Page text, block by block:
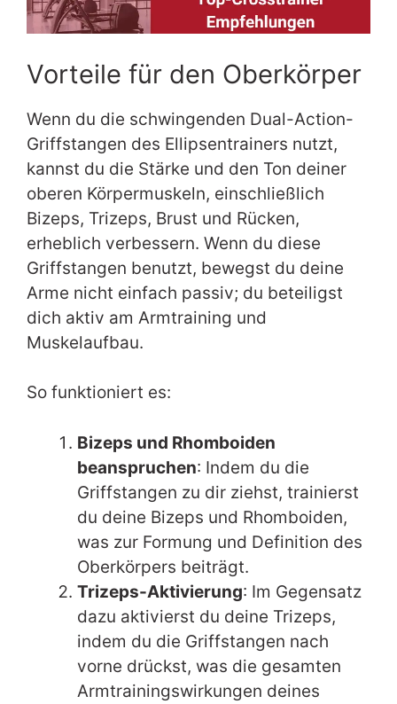
Vorteile für den Oberkörper
Wenn du die schwingenden Dual-Action-
Griffstangen des Ellipsentrainers nutzt,
kannst du die Stärke und den Ton deiner
oberen Körpermuskeln, einschließlich
Bizeps, Trizeps, Brust und Rücken,
erheblich verbessern. Wenn du diese
Griffstangen benutzt, bewegst du deine
Arme nicht einfach passiv; du beteiligst
dich aktiv am Armtraining und
Muskelaufbau.
So funktioniert es:
Bizeps und Rhomboiden
beanspruchen: Indem du die
Griffstangen zu dir ziehst, trainierst
du deine Bizeps und Rhomboiden,
was zur Formung und Definition des
Oberkörpers beiträgt.
Trizeps-Aktivierung: Im Gegensatz
dazu aktivierst du deine Trizeps,
indem du die Griffstangen nach
vorne drückst, was die gesamten
Armtrainingswirkungen deines